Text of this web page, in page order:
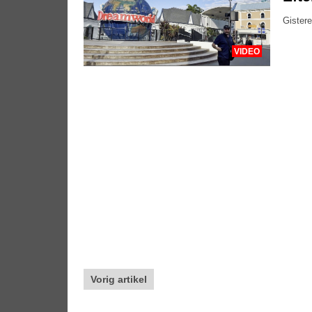
VIDEO
Vorig artikel